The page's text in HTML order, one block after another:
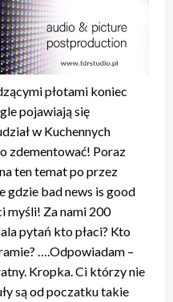
płotami koniec
pojawiają się
w Kuchennych
zdementować! Poraz
ten temat po przez
gdzie bad news is good
myśli! Za nami 200
pytań kto płaci? Kto
….Odpowiadam –
Kropka. Ci którzy nie
są od poczatku takie